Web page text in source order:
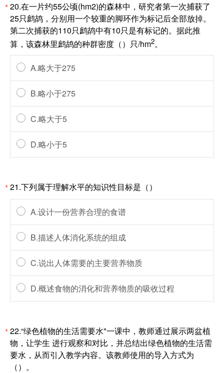
*20.在一片约55公顷(hm2)的森林中，研究者第一次捕获了
25只鹧鸪，分别用一个较重的脚环作为标记后全部放掉。
第二次捕获的110只鹧鸪中有10只是有标记的。据此推
算，该森林里鹧鸪的种群密度（）只/hm2。
A.略大于275
B.略小于275
C.略大于5
D.略小于5
*21.下列属于理解水平的知识性目标是（）
A.设计一份营养合理的食谱
B.描述人体消化系统的组成
C.说出人体需要的主要营养物质
D.概述食物的消化和营养物质的吸收过程
*22.“绿色植物的生活需要水"一课中，教师通过展示两盆植
物，让学生 进行观察和对比，并总结出绿色植物的生活需
要水，从而引入教学内容。该教师使用的导入方式为
（）。